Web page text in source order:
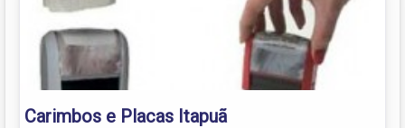
Carimbos e Placas Itapuã